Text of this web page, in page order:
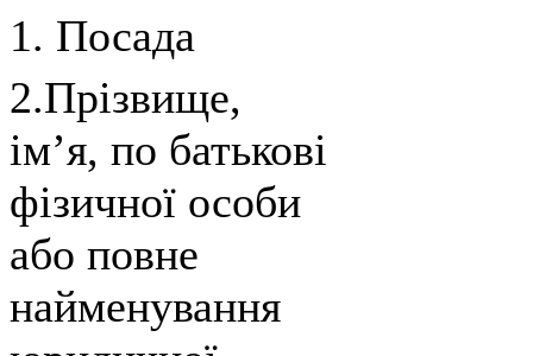
1. Посада
2.Прізвище,
ім’я, по батькові
фізичної особи
або повне
найменування